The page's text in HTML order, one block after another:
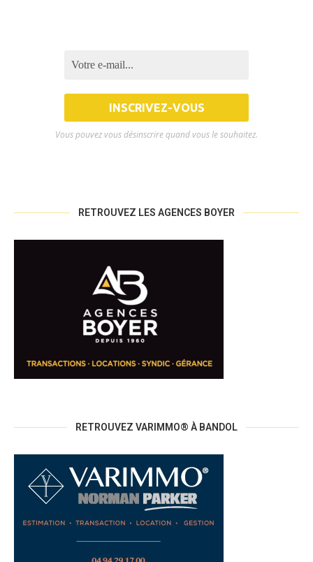
Vous pouvez vous désinscrire quand vous le souhaitez.
RETROUVEZ LES AGENCES BOYER
RETROUVEZ VARIMMO® À BANDOL